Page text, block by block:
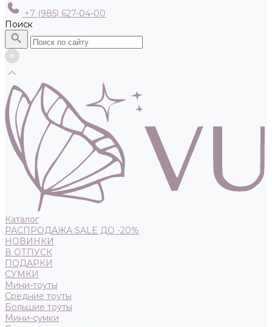
+7 (985) 627-04-00
Поиск
Каталог
РАСПРОДАЖА SALE ДО -20%
НОВИНКИ
В ОТПУСК
ПОДАРКИ
СУМКИ
Мини-тоуты
Средние тоуты
Большие тоуты
Мини-сумки